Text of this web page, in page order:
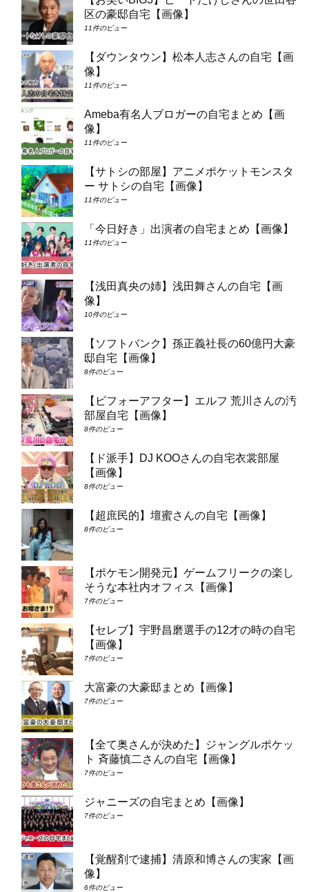
区の豪邸自宅【画像】
11件のビュー
【ダウンタウン】松本人志さんの自宅【画
像】
11件のビュー
Ameba有名人ブロガーの自宅まとめ【画
像】
11件のビュー
【サトシの部屋】アニメポケットモンスタ
ー サトシの自宅【画像】
11件のビュー
「今日好き」出演者の自宅まとめ【画像】
11件のビュー
【浅田真央の姉】浅田舞さんの自宅【画
像】
10件のビュー
【ソフトバンク】孫正義社長の60億円大豪
邸自宅【画像】
8件のビュー
【ビフォーアフター】エルフ 荒川さんの汚
部屋自宅【画像】
8件のビュー
【ド派手】DJ KOOさんの自宅衣裳部屋
【画像】
8件のビュー
【超庶民的】壇蜜さんの自宅【画像】
8件のビュー
【ポケモン開発元】ゲームフリークの楽し
そうな本社内オフィス【画像】
7件のビュー
【セレブ】宇野昌磨選手の12才の時の自宅
【画像】
7件のビュー
大富豪の大豪邸まとめ【画像】
7件のビュー
【全て奥さんが決めた】ジャングルポケッ
ト 斉藤慎二さんの自宅【画像】
7件のビュー
ジャニーズの自宅まとめ【画像】
7件のビュー
【覚醒剤で逮捕】清原和博さんの実家【画
像】
6件のビュー